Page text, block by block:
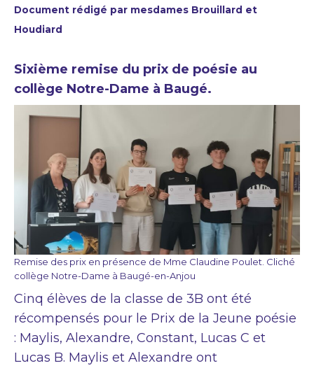
Document rédigé par mesdames Brouillard et
Houdiard
Sixième remise du prix de poésie au
collège Notre-Dame à Baugé.
Remise des prix en présence de Mme Claudine Poulet. Cliché
collège Notre-Dame à Baugé-en-Anjou
Cinq élèves de la classe de 3B ont été
récompensés pour le Prix de la Jeune poésie
: Maylis, Alexandre, Constant, Lucas C et
Lucas B. Maylis et Alexandre ont